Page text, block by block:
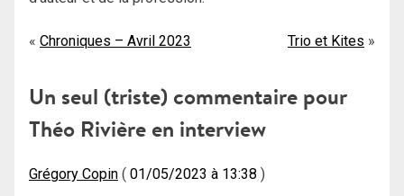
Navigation
l’article
Chroniques – Avril 2023 Trio et Kites
Un seul (triste) commentaire pour
Théo Rivière en interview
Grégory Copin 01/05/2023 à 13:38